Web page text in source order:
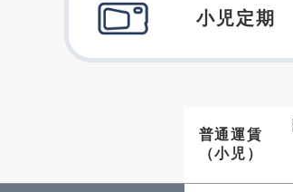
小児定期
普通運賃
（小児）